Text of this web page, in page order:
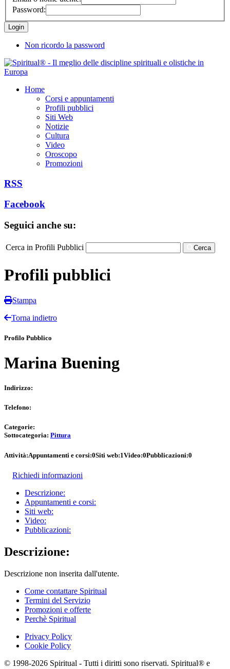
Password:
Non ricordo la password
Home
Corsi e appuntamenti
Profili pubblici
Siti Web
Notizie
Cultura
Video
Oroscopo
Promozioni
RSS
Facebook
Seguici anche su:
Cerca in Profili Pubblici Cerca
Profili pubblici
Stampa
Torna indietro
Profilo Pubblico
Marina Buening
Indirizzo:
Telefono:
Categorie:
Sottocategoria: Pittura
Attività:Appuntamenti e corsi:0Siti web:1Video:0Pubblicazioni:0
Richiedi informazioni
Descrizione:
Appuntamenti e corsi:
Siti web:
Video:
Pubblicazioni:
Descrizione:
Descrizione non inserita dall'utente.
Come contattare Spiritual
Termini del Servizio
Promozioni e offerte
Perchè Spiritual
Privacy Policy
Cookie Policy
© 1998-2026 Spiritual - Tutti i diritti sono riservati. Spiritual® e